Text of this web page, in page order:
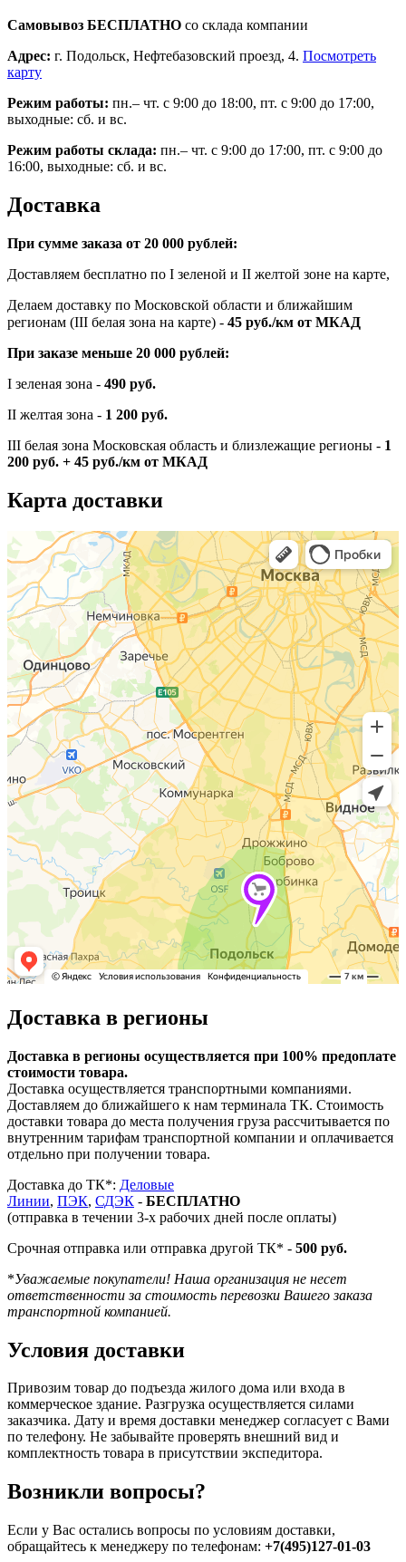
Самовывоз БЕСПЛАТНО со склада компании
Адрес: г. Подольск, Нефтебазовский проезд, 4. Посмотреть
карту
Режим работы: пн.– чт. с 9:00 до 18:00, пт. с 9:00 до 17:00,
выходные: сб. и вс.
Режим работы склада: пн.– чт. с 9:00 до 17:00, пт. с 9:00 до
16:00, выходные: сб. и вс.
Доставка
При сумме заказа от 20 000 рублей:
Доставляем бесплатно по I зеленой и II желтой зоне на карте,
Делаем доставку по Московской области и ближайшим
регионам (III белая зона на карте) - 45 руб./км от МКАД
При заказе меньше 20 000 рублей:
I зеленая зона - 490 руб.
II желтая зона - 1 200 руб.
III белая зона Московская область и близлежащие регионы - 1
200 руб. + 45 руб./км от МКАД
Карта доставки
Доставка в регионы
Доставка в регионы осуществляется при 100% предоплате
стоимости товара.
Доставка осуществляется транспортными компаниями.
Доставляем до ближайшего к нам терминала ТК. Стоимость
доставки товара до места получения груза рассчитывается по
внутренним тарифам транспортной компании и оплачивается
отдельно при получении товара.
Доставка до ТК*: Деловые
Линии, ПЭК, СДЭК - БЕСПЛАТНО
(отправка в течении 3-х рабочих дней после оплаты)
Срочная отправка или отправка другой ТК* - 500 руб.
*Уважаемые покупатели! Наша организация не несет
ответственности за стоимость перевозки Вашего заказа
транспортной компанией.
Условия доставки
Привозим товар до подъезда жилого дома или входа в
коммерческое здание. Разгрузка осуществляется силами
заказчика. Дату и время доставки менеджер согласует с Вами
по телефону. Не забывайте проверять внешний вид и
комплектность товара в присутствии экспедитора.
Возникли вопросы?
Если у Вас остались вопросы по условиям доставки,
обращайтесь к менеджеру по телефонам: +7(495)127-01-03